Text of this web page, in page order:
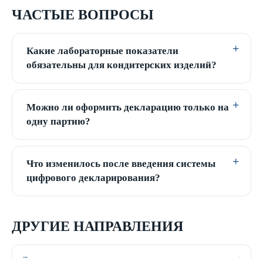
ЧАСТЫЕ ВОПРОСЫ
Какие лабораторные показатели
обязательны для кондитерских изделий?
Можно ли оформить декларацию только на
одну партию?
Что изменилось после введения системы
цифрового декларирования?
ДРУГИЕ НАПРАВЛЕНИЯ